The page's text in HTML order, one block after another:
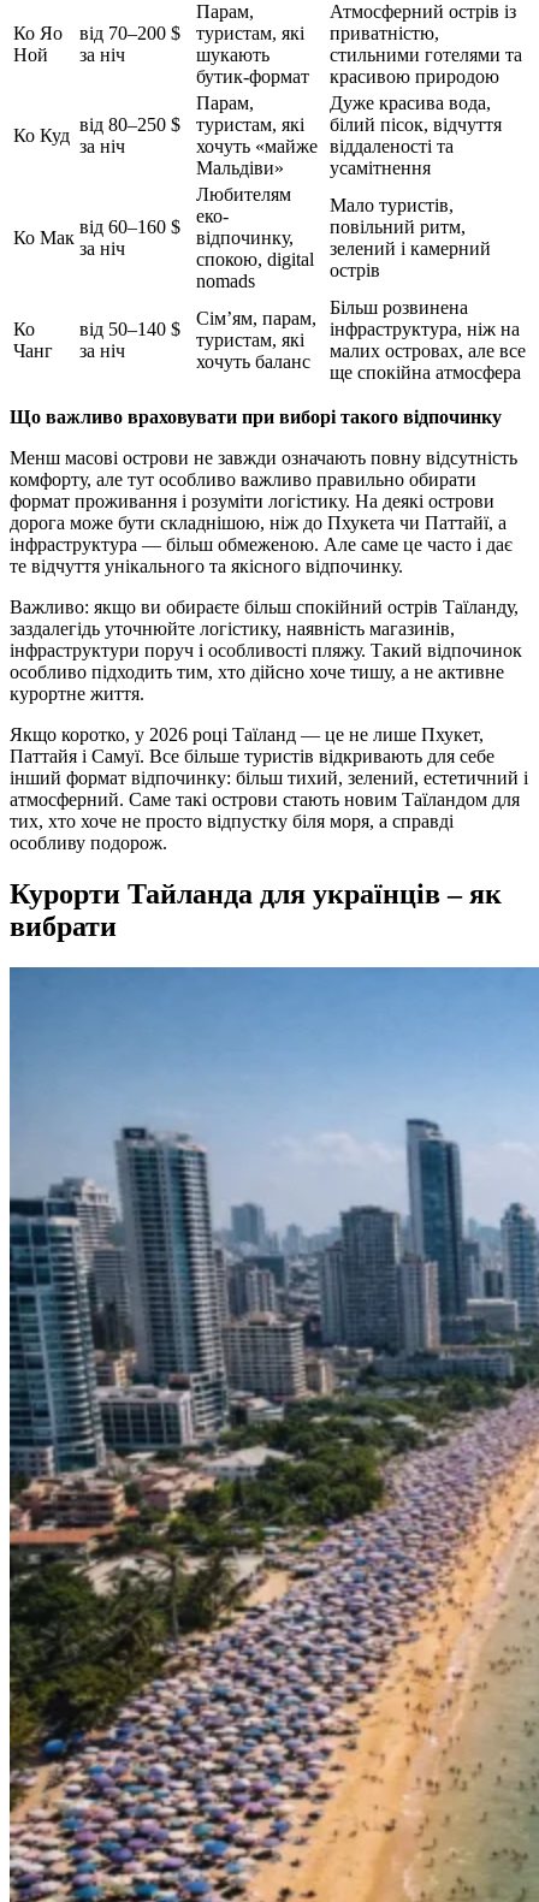
Ко Яо
Ной
від 70–200 $
за ніч
Парам,
туристам, які
шукають
бутик-формат
Атмосферний острів із
приватністю,
стильними готелями та
красивою природою
Ко Куд
від 80–250 $
за ніч
Парам,
туристам, які
хочуть «майже
Мальдіви»
Дуже красива вода,
білий пісок, відчуття
віддаленості та
усамітнення
Ко Мак
від 60–160 $
за ніч
Любителям
еко-
відпочинку,
спокою, digital
nomads
Мало туристів,
повільний ритм,
зелений і камерний
острів
Ко
Чанг
від 50–140 $
за ніч
Сім’ям, парам,
туристам, які
хочуть баланс
Більш розвинена
інфраструктура, ніж на
малих островах, але все
ще спокійна атмосфера
Що важливо враховувати при виборі такого відпочинку
Менш масові острови не завжди означають повну відсутність
комфорту, але тут особливо важливо правильно обирати
формат проживання і розуміти логістику. На деякі острови
дорога може бути складнішою, ніж до Пхукета чи Паттайї, а
інфраструктура — більш обмеженою. Але саме це часто і дає
те відчуття унікального та якісного відпочинку.
Важливо: якщо ви обираєте більш спокійний острів Таїланду,
заздалегідь уточнюйте логістику, наявність магазинів,
інфраструктури поруч і особливості пляжу. Такий відпочинок
особливо підходить тим, хто дійсно хоче тишу, а не активне
курортне життя.
Якщо коротко, у 2026 році Таїланд — це не лише Пхукет,
Паттайя і Самуї. Все більше туристів відкривають для себе
інший формат відпочинку: більш тихий, зелений, естетичний і
атмосферний. Саме такі острови стають новим Таїландом для
тих, хто хоче не просто відпустку біля моря, а справді
особливу подорож.
Курорти Тайланда для українців – як
вибрати